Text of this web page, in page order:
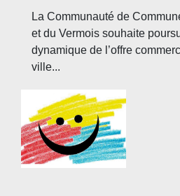
La Communauté de
et du Vermois souhaite
dynamique de l’offre
ville...